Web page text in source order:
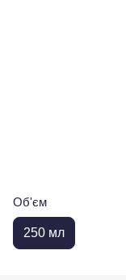
Об'єм
250 мл